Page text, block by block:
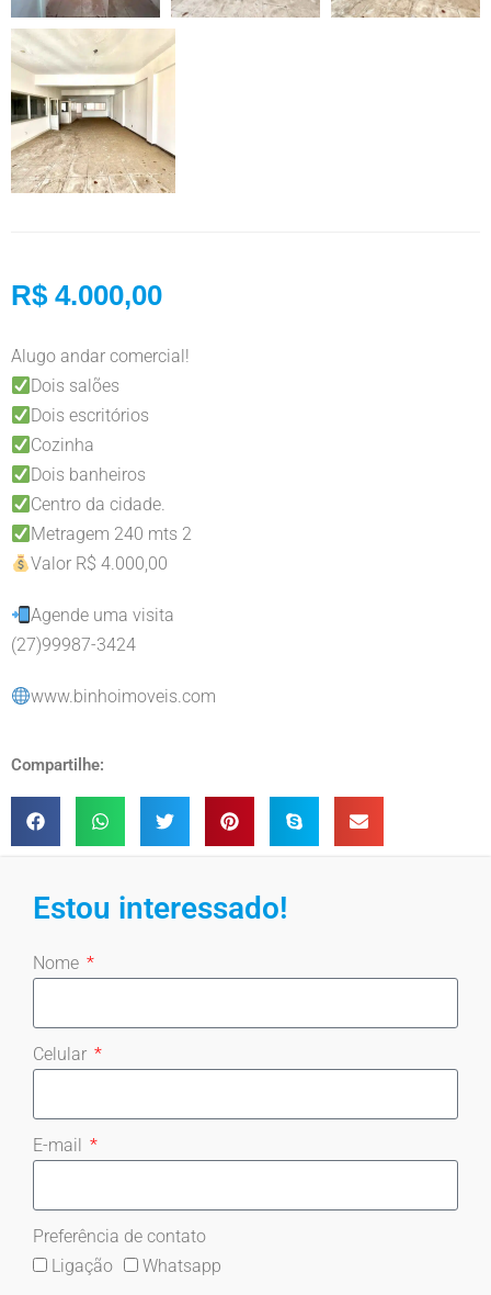
R$ 4.000,00
Alugo andar comercial!
Dois salões
Dois escritórios
Cozinha
Dois banheiros
Centro da cidade.
Metragem 240 mts 2
Valor R$ 4.000,00
Agende uma visita
(27)99987-3424
www.binhoimoveis.com
Compartilhe:
Estou interessado!
Nome
Celular
E-mail
Preferência de contato
Ligação
Whatsapp